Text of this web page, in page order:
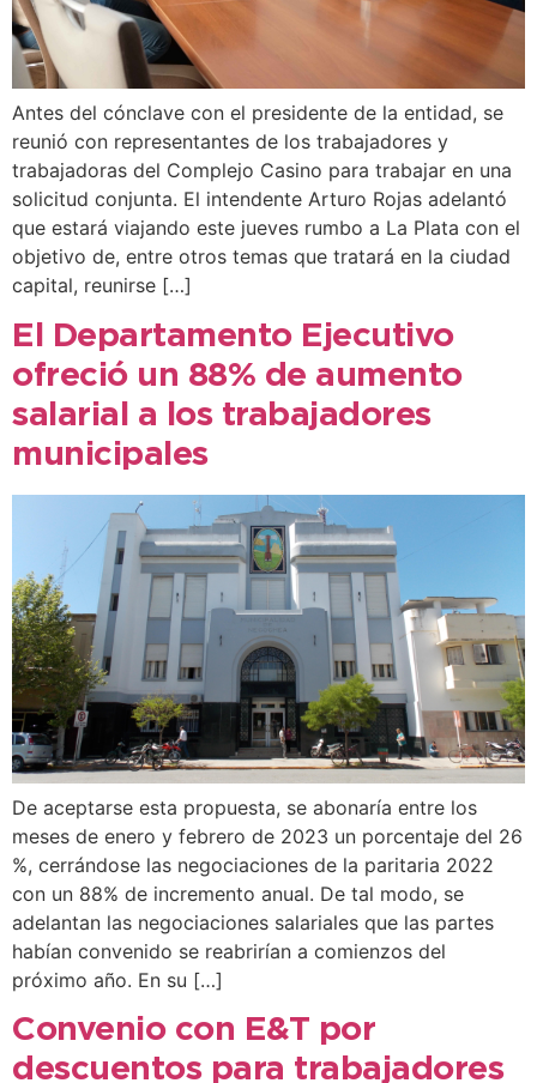
Antes del cónclave con el presidente de la entidad, se
reunió con representantes de los trabajadores y
trabajadoras del Complejo Casino para trabajar en una
solicitud conjunta. El intendente Arturo Rojas adelantó
que estará viajando este jueves rumbo a La Plata con el
objetivo de, entre otros temas que tratará en la ciudad
capital, reunirse […]
El Departamento Ejecutivo
ofreció un 88% de aumento
salarial a los trabajadores
municipales
De aceptarse esta propuesta, se abonaría entre los
meses de enero y febrero de 2023 un porcentaje del 26
%, cerrándose las negociaciones de la paritaria 2022
con un 88% de incremento anual. De tal modo, se
adelantan las negociaciones salariales que las partes
habían convenido se reabrirían a comienzos del
próximo año. En su […]
Convenio con E&T por
descuentos para trabajadores